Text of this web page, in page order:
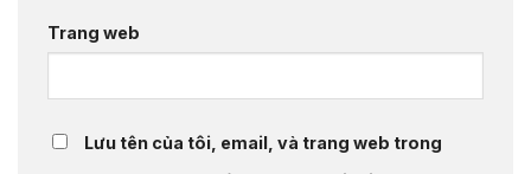
Trang web
Lưu tên của tôi, email, và trang web trong